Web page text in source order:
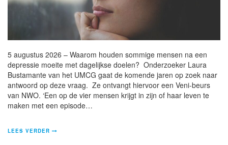
5 augustus 2026 – Waarom houden sommige mensen na een
depressie moeite met dagelijkse doelen? Onderzoeker Laura
Bustamante van het UMCG gaat de komende jaren op zoek naar
antwoord op deze vraag. Ze ontvangt hiervoor een Veni-beurs
van NWO. ‘Een op de vier mensen krijgt in zijn of haar leven te
maken met een episode…
LEES VERDER